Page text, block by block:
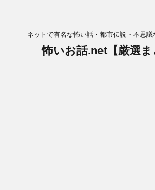
ネットで有名な怖い話・都市伝説・不思
怖いお話.net【厳選ま